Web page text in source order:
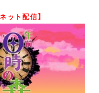
ット配信】